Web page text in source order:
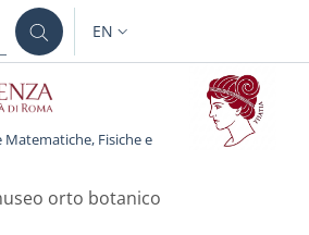
LANGUAGE SWITCHER:
EN
Matematiche, Fisiche e
orto botanico